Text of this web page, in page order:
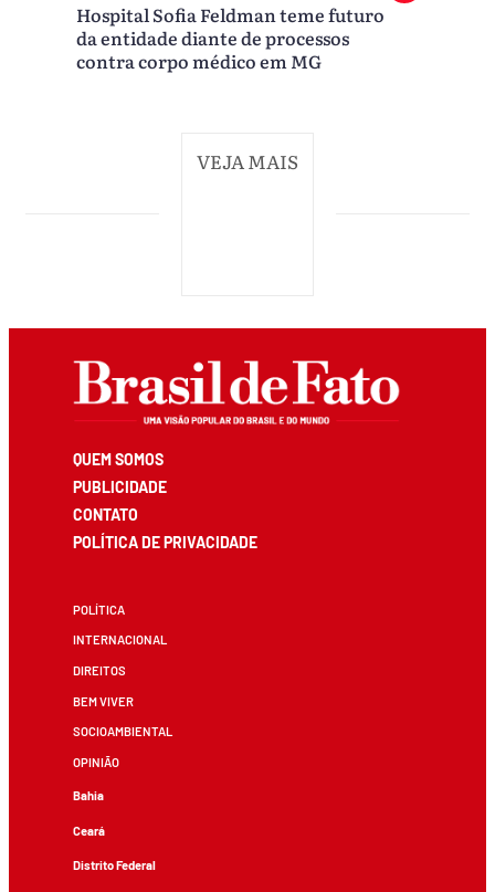
Hospital Sofia Feldman teme futuro
da entidade diante de processos
contra corpo médico em MG
VEJA MAIS
QUEM SOMOS
PUBLICIDADE
CONTATO
POLÍTICA DE PRIVACIDADE
POLÍTICA
INTERNACIONAL
DIREITOS
BEM VIVER
SOCIOAMBIENTAL
OPINIÃO
Bahia
Ceará
Distrito Federal